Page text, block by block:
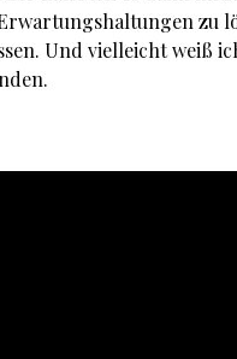
zu
Und vielleicht weiß